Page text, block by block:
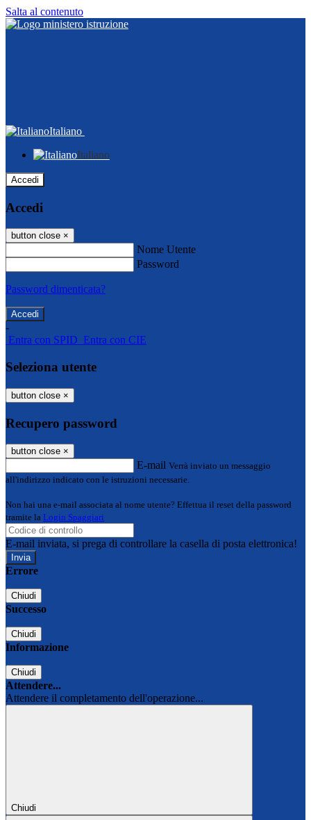
Salta al contenuto
Italiano
Italiano
Accedi
Accedi
button close ×
Nome Utente
Password
Password dimenticata?
-
Entra con SPID Entra con CIE
Seleziona utente
button close ×
Recupero password
button close ×
E-mail Verrà inviato un messaggio
all'indirizzo indicato con le istruzioni necessarie.
Non hai una e-mail associata al nome utente? Effettua il reset della password
tramite la Login Spaggiari
E-mail inviata, si prega di controllare la casella di posta elettronica!
Errore
Chiudi
Successo
Chiudi
Informazione
Chiudi
Attendere...
Attendere il completamento dell'operazione...
Chiudi